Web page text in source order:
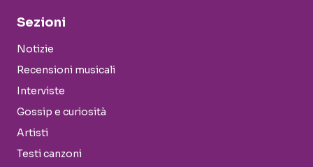
Sezioni
Notizie
Recensioni musicali
Interviste
Gossip e curiosità
Artisti
Testi canzoni